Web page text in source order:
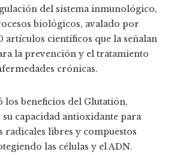
del sistema inmunológico,
biológicos, avalado por
artículos científicos que la señalan
la prevención y el tratamiento
crónicas.
los beneficios del Glutatión,
capacidad antioxidante para
radicales libres y compuestos
las células y el ADN.